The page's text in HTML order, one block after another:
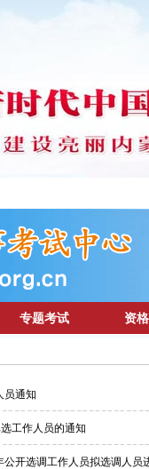
专题考试 资
员通知
工作人员的通知
开选调工作人员拟选调人员